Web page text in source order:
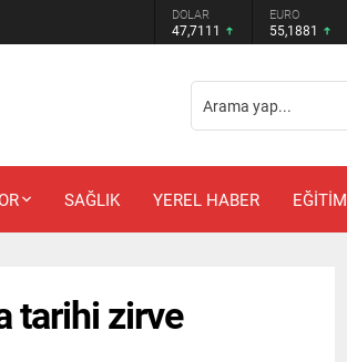
DOLAR
47,7111
EURO
55,1881
SAĞLIK YEREL HABER EĞİTİM
tarihi zirve